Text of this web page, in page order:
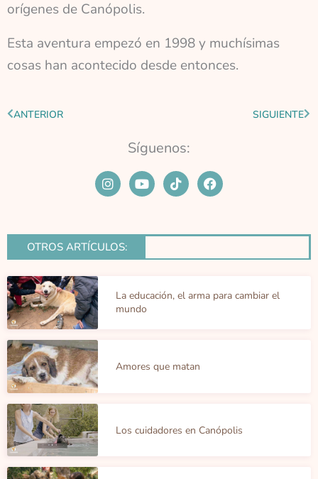
orígenes de Canópolis.
Esta aventura empezó en 1998 y muchísimas
cosas han acontecido desde entonces.
Ant
ANTERIOR SIGUIENTE
Síguenos:
I
n
s
g
r
Y
o
u
b
T
i
k
k
F
a
c
o
OTROS ARTÍCULOS:
La educación, el arma para cambiar el
mundo
Amores que matan
Los cuidadores en Canópolis